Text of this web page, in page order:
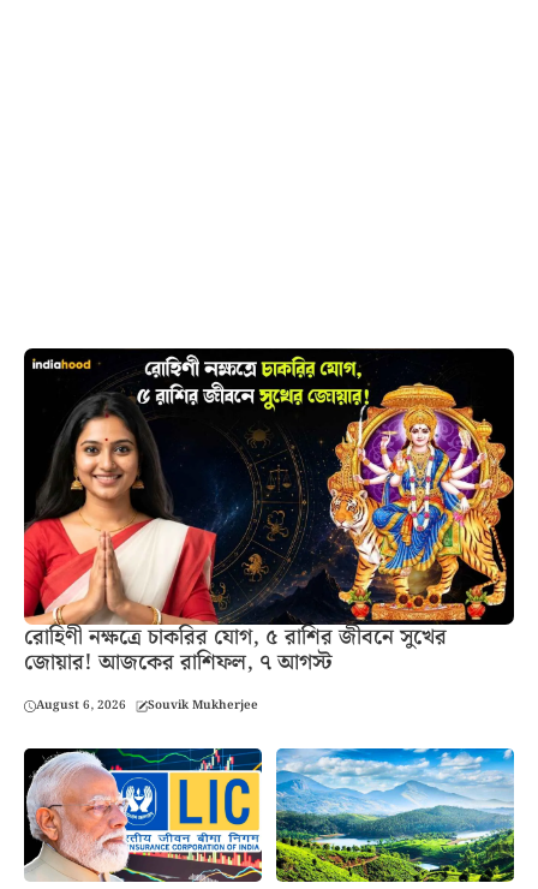
রোহিণী নক্ষত্রে চাকরির যোগ, ৫ রাশির জীবনে সুখের
জোয়ার! আজকের রাশিফল, ৭ আগস্ট
August 6, 2026 Souvik Mukherjee